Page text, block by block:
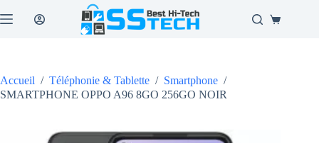
au
Panier
Accueil / Téléphonie & Tablette / Smartphone /
SMARTPHONE OPPO A96 8GO 256GO NOIR